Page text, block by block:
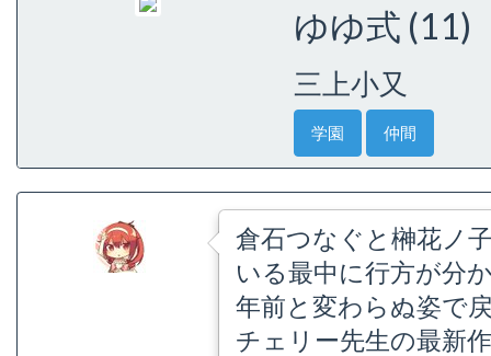
ゆゆ式 (11)
三上小又
学園 仲間
倉石つなぐと榊花ノ
いる最中に行方が分
年前と変わらぬ姿で
チェリー先生の最新